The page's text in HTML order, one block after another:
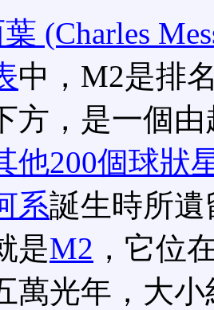
(Charles
中，M2是排
方，是一個
他200個球狀
系誕生時所
是M2 ，它位
萬光年，大小